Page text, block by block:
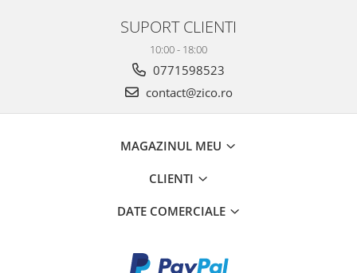
SUPORT CLIENTI
10:00 - 18:00
0771598523
contact@zico.ro
MAGAZINUL MEU
CLIENTI
DATE COMERCIALE